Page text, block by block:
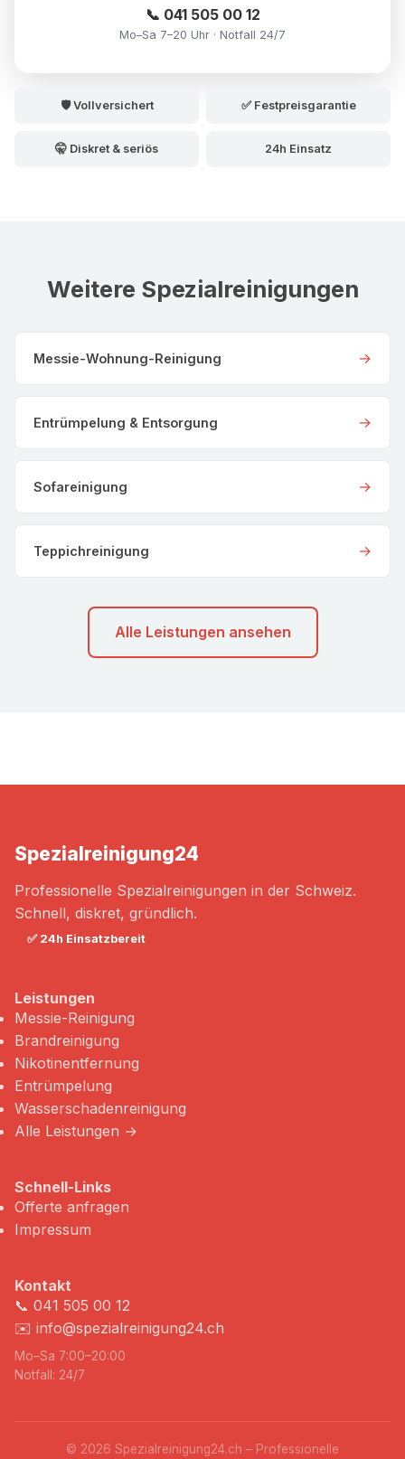
📞 041 505 00 12
Mo–Sa 7–20 Uhr · Notfall 24/7
🛡️ Vollversichert ✅ Festpreisgarantie
🤫 Diskret & seriös 24h Einsatz
Weitere Spezialreinigungen
Messie-Wohnung-Reinigung →
Entrümpelung & Entsorgung →
Sofareinigung →
Teppichreinigung →
Alle Leistungen ansehen
Spezialreinigung24
Professionelle Spezialreinigungen in der Schweiz.
Schnell, diskret, gründlich.
✅ 24h Einsatzbereit
Leistungen
Messie-Reinigung
Brandreinigung
Nikotinentfernung
Entrümpelung
Wasserschadenreinigung
Alle Leistungen →
Schnell-Links
Offerte anfragen
Impressum
Kontakt
📞 041 505 00 12
✉️ info@spezialreinigung24.ch
Mo–Sa 7:00–20:00
Notfall: 24/7
© 2026 Spezialreinigung24.ch – Professionelle